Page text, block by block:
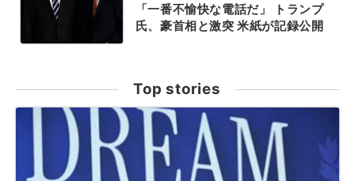
「一番不愉快な電話だ」 トランプ
氏、豪首相と激突 米紙が記録公開
Top stories